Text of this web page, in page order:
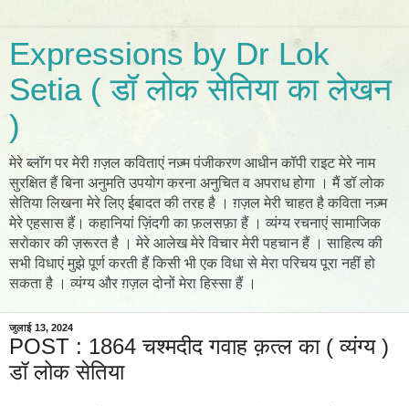
Expressions by Dr Lok
Setia ( डॉ लोक सेतिया का लेखन
)
मेरे ब्लॉग पर मेरी ग़ज़ल कविताएं नज़्म पंजीकरण आधीन कॉपी राइट मेरे नाम
सुरक्षित हैं बिना अनुमति उपयोग करना अनुचित व अपराध होगा । मैं डॉ लोक
सेतिया लिखना मेरे लिए ईबादत की तरह है । ग़ज़ल मेरी चाहत है कविता नज़्म
मेरे एहसास हैं। कहानियां ज़िंदगी का फ़लसफ़ा हैं । व्यंग्य रचनाएं सामाजिक
सरोकार की ज़रूरत है । मेरे आलेख मेरे विचार मेरी पहचान हैं । साहित्य की
सभी विधाएं मुझे पूर्ण करती हैं किसी भी एक विधा से मेरा परिचय पूरा नहीं हो
सकता है । व्यंग्य और ग़ज़ल दोनों मेरा हिस्सा हैं ।
जुलाई 13, 2024
POST : 1864 चश्मदीद गवाह क़त्ल का ( व्यंग्य )
डॉ लोक सेतिया